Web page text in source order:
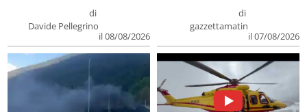
di
Davide Pellegrino
il 08/08/2026
di
gazzettamatin
il 07/08/2026